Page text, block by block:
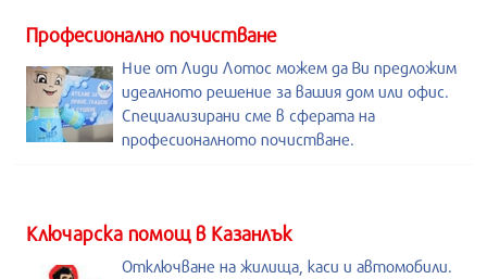
Професионално почистване
Ние от Лиди Лотос можем да Ви предложим
идеалното решение за вашия дом или офис.
Специализирани сме в сферата на
професионалното почистване.
Kлючарска помощ в Казанлък
Отключване на жилища, каси и автомобили.